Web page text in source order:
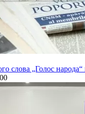
слова „Голос